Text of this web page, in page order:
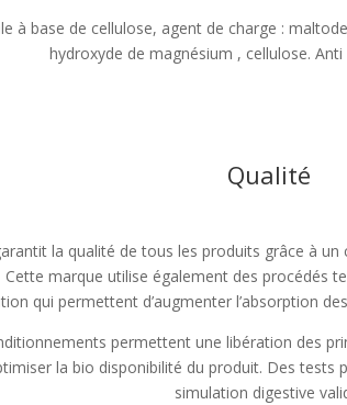
à base de cellulose, agent de charge :
hydroxyde de magnésium , cellulose.
Qualité
la qualité de tous les produits grâce à
marque utilise également des procédés
qui permettent d’augmenter l’absorption
permettent une libération des
la bio disponibilité du produit. Des
simulation digestive